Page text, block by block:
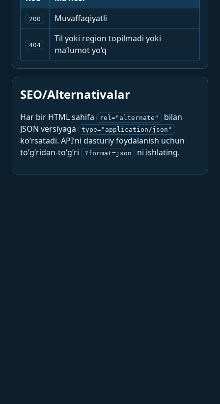
200 Muvaffaqiyatli
404
Til yoki region topilmadi yoki
ma’lumot yo‘q
SEO/Alternativalar
Har bir HTML sahifa rel="alternate"
bilan
JSON versiyaga
type="application/json"
ko‘rsatadi. API’ni dasturiy foydalanish uchun
to‘g‘ridan-to‘g‘ri
?format=json ni ishlating.